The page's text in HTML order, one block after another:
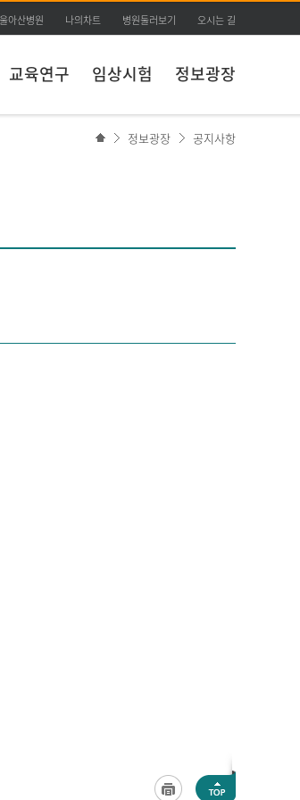
아산병원 나의차트 병원둘러보기 오시는 길
교육연구 임상시험 정보광장
정보광장 공지사항